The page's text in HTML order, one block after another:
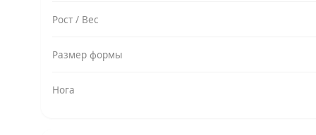
Рост / Вес
Размер формы
Нога